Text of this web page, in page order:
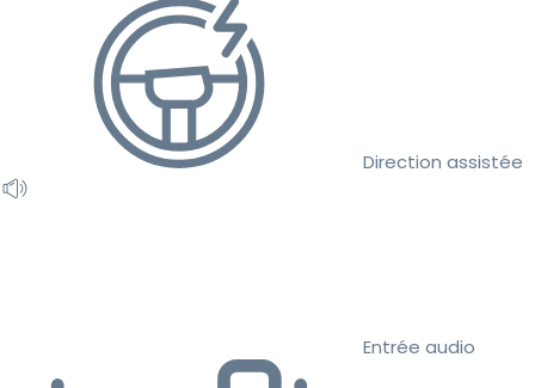
Direction assistée
Entrée audio